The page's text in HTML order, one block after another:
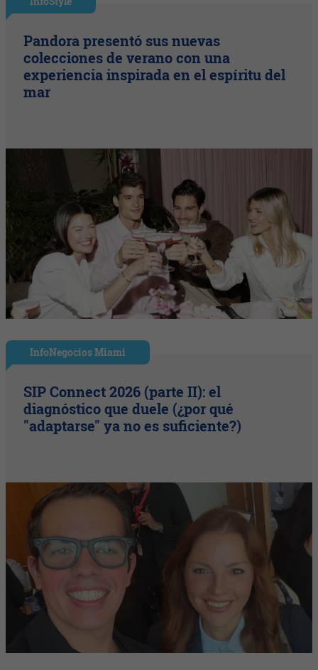
Pandora presentó sus nuevas
colecciones de verano con una
experiencia inspirada en el espíritu del
mar
InfoNegocios Miami
SIP Connect 2026 (parte II): el
diagnóstico que duele (¿por qué
"adaptarse" ya no es suficiente?)